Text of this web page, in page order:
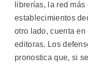
librerías, la red
establecimientos
otro lado, cuenta
editoras. Los
pronostica que, si